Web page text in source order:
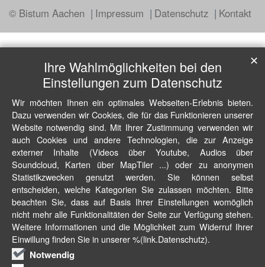
© Bistum Aachen Impressum Datenschutz Kontakt
Ihre Wahlmöglichkeiten bei den
Einstellungen zum Datenschutz
Wir möchten Ihnen ein optimales Webseiten-Erlebnis bieten.
Dazu verwenden wir Cookies, die für das Funktionieren unserer
Website notwendig sind. Mit Ihrer Zustimmung verwenden wir
auch Cookies und andere Technologien, die zur Anzeige
externer Inhalte (Videos über Youtube, Audios über
Soundcloud, Karten über MapTiler ...) oder zu anonymen
Statistikzwecken genutzt werden. Sie können selbst
entscheiden, welche Kategorien Sie zulassen möchten. Bitte
beachten Sie, dass auf Basis Ihrer Einstellungen womöglich
nicht mehr alle Funktionalitäten der Seite zur Verfügung stehen.
Weitere Informationen und die Möglichkeit zum Widerruf Ihrer
Einwillung finden Sie in unserer %(link.Datenschutz).
Notwendig
✕